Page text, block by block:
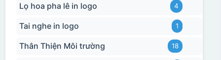
Lọ hoa pha lê in logo 4
Tai nghe in logo 1
Thân Thiện Môi trường 18